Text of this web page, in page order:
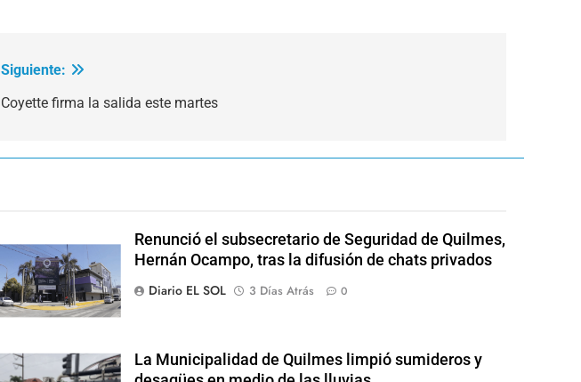
Siguiente:
Coyette firma la salida este martes
Renunció el subsecretario de Seguridad de Quilmes,
Hernán Ocampo, tras la difusión de chats privados
Diario EL SOL
3 Días Atrás 0
La Municipalidad de Quilmes limpió sumideros y